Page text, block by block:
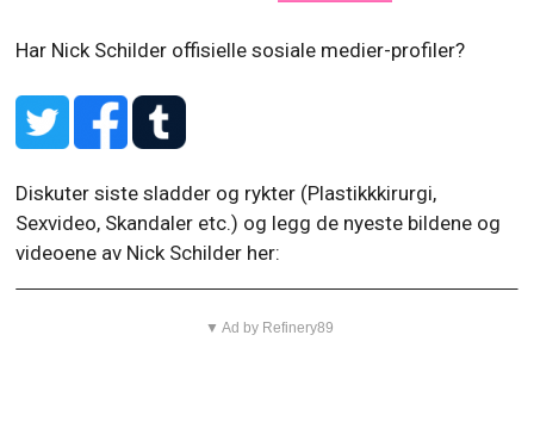
Har Nick Schilder offisielle sosiale medier-profiler?
Diskuter siste sladder og rykter (Plastikkkirurgi,
Sexvideo, Skandaler etc.) og legg de nyeste bildene og
videoene av Nick Schilder her:
▼ Ad by Refinery89